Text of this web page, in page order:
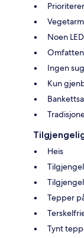
Noen
Ingen
Kun
Heis
Tepper
Tynt